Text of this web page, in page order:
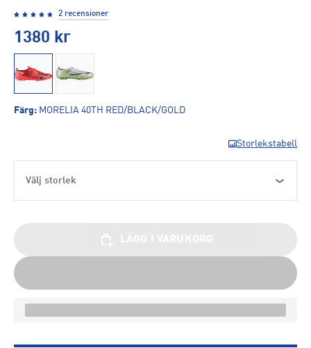
2 recensioner
1380 kr
Färg: MORELIA 40TH RED/BLACK/GOLD
Storlekstabell
Välj storlek